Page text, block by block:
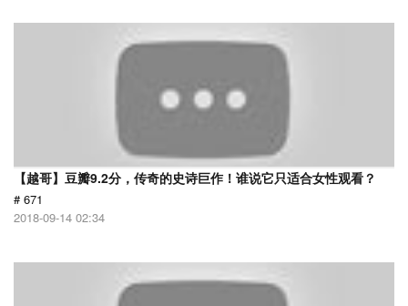
【越哥】豆瓣9.2分，传奇的史诗巨作！谁说它只适合女性观看？
# 671
2018-09-14 02:34